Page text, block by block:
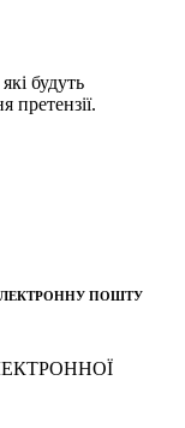
будуть
претензії.
ПОШТУ